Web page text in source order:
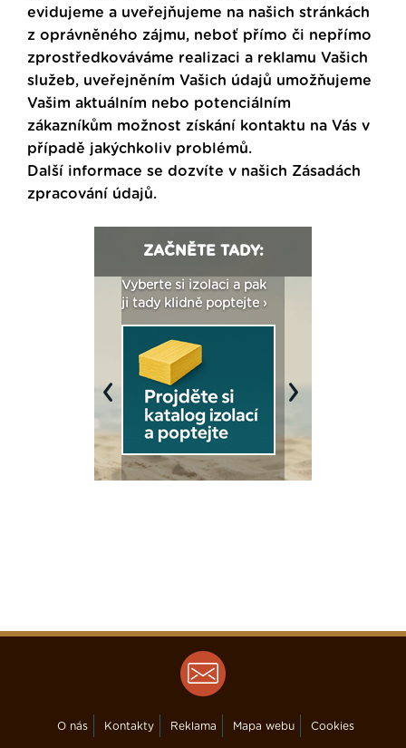
evidujeme a uveřejňujeme na našich stránkách
z oprávněného zájmu, neboť přímo či nepřímo
zprostředkováváme realizaci a reklamu Vašich
služeb, uveřejněním Vašich údajů umožňujeme
Vašim aktuálním nebo potenciálním
zákazníkům možnost získání kontaktu na Vás v
případě jakýchkoliv problémů.
Další informace se dozvíte v našich Zásadách
zpracování údajů.
ZAČNĚTE TADY:
Vyberte si izolaci a pak
ji tady klidně poptejte ›
Previous Next
O nás Kontakty Reklama Mapa webu Cookies